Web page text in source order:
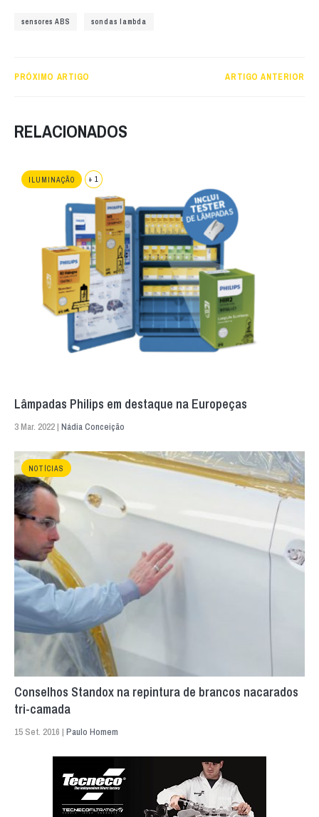
sensores ABS sondas lambda
PRÓXIMO ARTIGO ARTIGO ANTERIOR
RELACIONADOS
ILUMINAÇÃO + 1
Lâmpadas Philips em destaque na Europeças
3 Mar. 2022 | Nádia Conceição
NOTÍCIAS
Conselhos Standox na repintura de brancos nacarados
tri-camada
15 Set. 2016 | Paulo Homem